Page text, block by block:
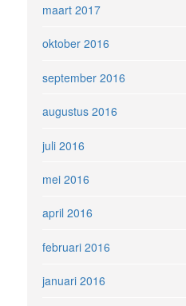
maart 2017
oktober 2016
september 2016
augustus 2016
juli 2016
mei 2016
april 2016
februari 2016
januari 2016